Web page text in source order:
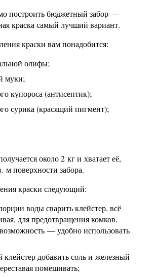
построить бюджетный забор —
краска самый лучший вариант.
краски вам понадобится:
олифы;
муки;
купороса (антисептик);
сурика (красящий пигмент);
около 2 кг и хватает её,
м поверхности забора.
краски следующий:
воды сварить клейстер, всё
для предотвращения комков,
— удобно использовать
добавить соль и железный
помешивать;